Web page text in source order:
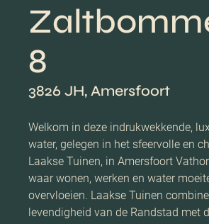
8
3826 JH, Amersfoort
Welkom in deze indrukwekkende,
water, gelegen in het sfeervolle en
Laakse Tuinen, in Amersfoort
waar wonen, werken en water
overvloeien. Laakse Tuinen
levendigheid van de Randstad met